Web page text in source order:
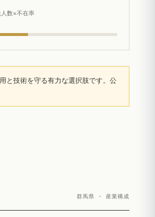
数×不在率
と技術を守る有力な選択肢です。公
群馬県 · 産業構成